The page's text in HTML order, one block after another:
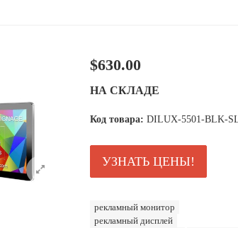
$630.00
НА СКЛАДЕ
Код товара: DILUX-5501-BLK-
УЗНАТЬ ЦЕНЫ!
рекламный монитор
рекламный дисплей